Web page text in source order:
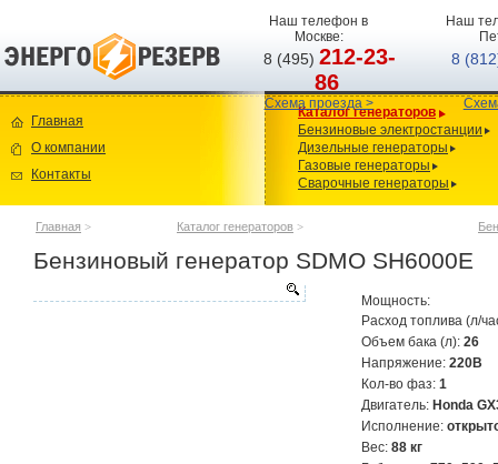
Наш телефон в
Москве:
8 (495)212-23-
86
Схема проезда >
Наш
8
Главная
О компании
Контакты
Каталог генераторов
Бензиновые электростанции
Дизельные генераторы
Газовые генераторы
Сварочные генераторы
Главная > Каталог генераторов >
Бензиновый генератор SDMO SH6000E
Мощность:
Расход топлива (л/
Объем бака (л): 26
Напряжение: 220В
Кол-во фаз: 1
Двигатель: Honda
Исполнение:
Вес: 88 кг